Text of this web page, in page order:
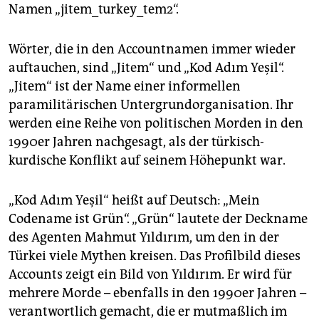
Namen „jitem_turkey_tem2“.
Wörter, die in den Accountnamen immer wieder
auftauchen, sind „Jitem“ und „Kod Adım Yeşil“.
„Jitem“ ist der Name einer informellen
paramilitärischen Untergrundorganisation. Ihr
werden eine Reihe von politischen Morden in den
1990er Jahren nachgesagt, als der türkisch-
kurdische Konflikt auf seinem Höhepunkt war.
„Kod Adım Yeşil“ heißt auf Deutsch: „Mein
Codename ist Grün“. „Grün“ lautete der Deckname
des Agenten Mahmut Yıldırım, um den in der
Türkei viele Mythen kreisen. Das Profilbild dieses
Accounts zeigt ein Bild von Yıldırım. Er wird für
mehrere Morde – ebenfalls in den 1990er Jahren –
verantwortlich gemacht, die er mutmaßlich im